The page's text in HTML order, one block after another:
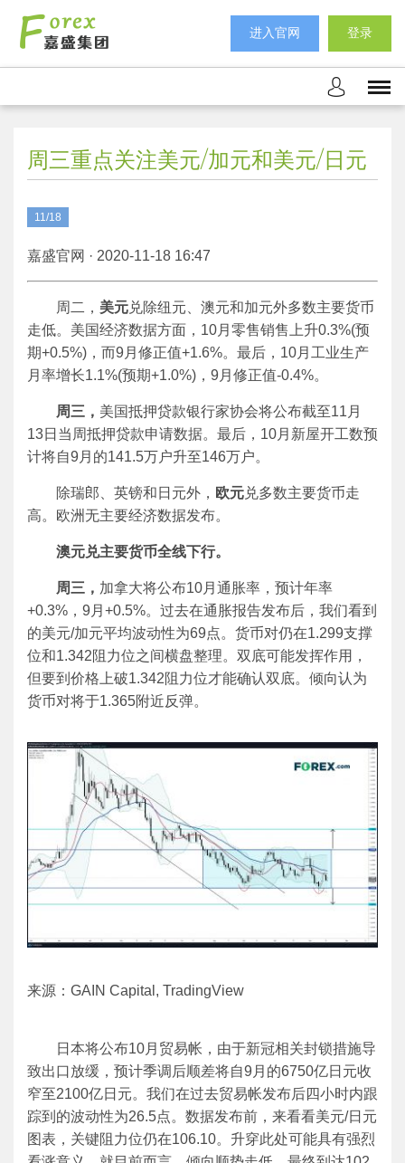
进入官网 登录
周三重点关注美元/加元和美元/日元
11/18
嘉盛官网 · 2020-11-18 16:47
周二， 美元兑除纽元、澳元和加元外多数主要货币
走低。美国经济数据方面，10月零售销售上升0.3%(预
期+0.5%)，而9月修正值+1.6%。最后，10月工业生产
月率增长1.1%(预期+1.0%)，9月修正值-0.4%。
周三， 美国抵押贷款银行家协会将公布截至11月
13日当周抵押贷款申请数据。最后，10月新屋开工数预
计将自9月的141.5万户升至146万户。
除瑞郎、英镑和日元外， 欧元兑多数主要货币走
高。欧洲无主要经济数据发布。
澳元兑主要货币全线下行。
周三， 加拿大将公布10月通胀率，预计年率
+0.3%，9月+0.5%。过去在通胀报告发布后，我们看到
的美元/加元平均波动性为69点。货币对仍在1.299支撑
位和1.342阻力位之间横盘整理。双底可能发挥作用，
但要到价格上破1.342阻力位才能确认双底。倾向认为
货币对将于1.365附近反弹。
来源：GAIN Capital, TradingView
日本将公布10月贸易帐，由于新冠相关封锁措施导
致出口放缓，预计季调后顺差将自9月的6750亿日元收
窄至2100亿日元。我们在过去贸易帐发布后四小时内跟
踪到的波动性为26.5点。数据发布前，来看看美元/日元
图表，关键阻力位仍在106.10。升穿此处可能具有强烈